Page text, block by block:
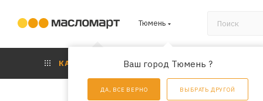
Тюмень
Ваш город Тюмень ?
ДА, ВСЕ ВЕРНО ВЫБРАТЬ ДРУГОЙ
КАТАЛОГ АКЦИИ